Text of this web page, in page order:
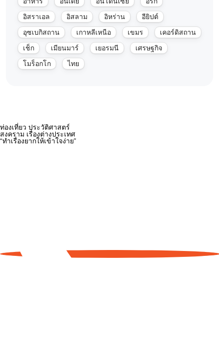
อิสราเอล
อิสลาม อิหร่าน
อียิปต์
อุซเบกิสถาน
เกาหลีเหนือ เขมร
เคอร์ดิสถาน
เช็ก
เมียนมาร์ เยอรมนี
เศรษฐกิจ
โมร็อกโก
ไทย
ท่องเที่ยว ประวัติศาสตร์
สงคราม เรื่องต่างประเทศ
“ทำเรื่องยากให้เข้าใจง่าย”